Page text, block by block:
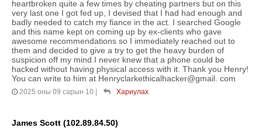
heartbroken quite a few times by cheating partners but on this
very last one I got fed up, I devised that I had had enough and
badly needed to catch my fiance in the act. I searched Google
and this name kept on coming up by ex-clients who gave
awesome recommendations so I immediately reached out to
them and decided to give a try to get the heavy burden of
suspicion off my mind.I never knew that a phone could be
hacked without having physical access with it. Thank you Henry!
You can write to him at Henryclarkethicalhacker@gmail. com
2025 оны 09 сарын 10 | Хариулах
James Scott (102.89.84.50)